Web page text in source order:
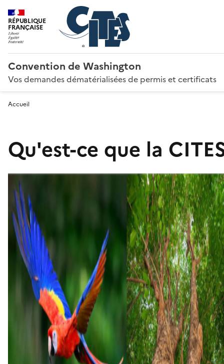
RÉPUBLIQUE
FRANÇAISE
Convention de Washington
Vos demandes dématérialisées de permis et certificats
Accueil
Qu'est-ce que la